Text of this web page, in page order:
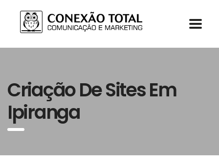
Criação De Sites Em
Ipiranga